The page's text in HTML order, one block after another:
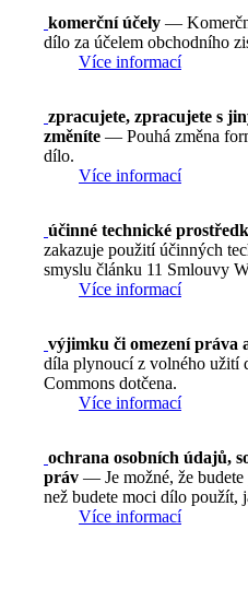
komerční účely —
dílo za účelem obchodního
Více informací
zpracujete, zpracujete s
změníte — Pouhá změna
dílo.
Více informací
účinné technické
zakazuje použití účinných
smyslu článku 11 Smlouvy
Více informací
výjimku či omezení práva
díla plynoucí z volného užití
Commons dotčena.
Více informací
ochrana osobních údajů,
práv — Je možné, že
než budete moci dílo použít,
Více informací